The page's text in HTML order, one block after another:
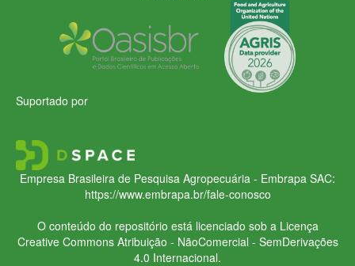
Suportado por
Empresa Brasileira de Pesquisa Agropecuária - Embrapa SAC:
https://www.embrapa.br/fale-conosco
O conteúdo do repositório está licenciado sob a Licença
Creative CommonsAtribuição - NãoComercial - SemDerivações
4.0 Internacional.